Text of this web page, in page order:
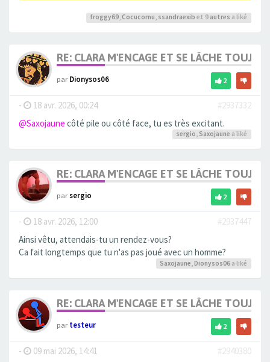
froggy69, Cocucornu, ssandraexib et 9 autres a liké
RE: CLARA M'ENCAGE ET SE LÂCHE
parDionysos06 2
- 18 avr. 2026, 00:24
#2937332
@Saxojaune côté pile ou côté face, tu es très excitant.
sergio, Saxojaune a liké
RE: CLARA M'ENCAGE ET SE LÂCHE
parsergio 2
- 18 avr. 2026, 12:00
#2937447
Ainsi vêtu, attendais-tu un rendez-vous?
Ca fait longtemps que tu n'as pas joué avec un homme?
Saxojaune Dionysos06 a liké
RE: CLARA M'ENCAGE ET SE LÂCHE
partesteur 2
- 09 mai 2026, 14:41
#2940380